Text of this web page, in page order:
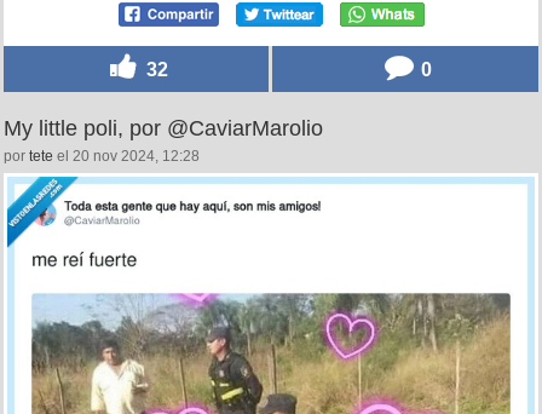
32 0
My little poli, por @CaviarMarolio
por tete el 20 nov 2024, 12:28